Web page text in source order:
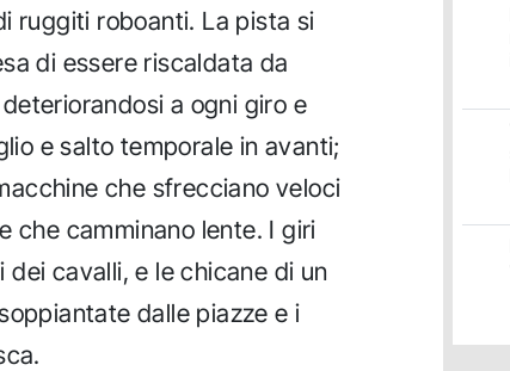
ruggiti roboanti. La pista si
di essere riscaldata da
a ogni giro e
e salto temporale in avanti;
che sfrecciano veloci
che camminano lente. I giri
cavalli, e le chicane di un
dalle piazze e i